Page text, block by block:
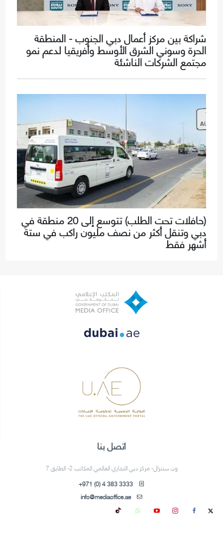
شراكة بين مركز أعمال دبي الجنوب - المنطقة
الحرة وسوني الشرق الأوسط وأفريقيا لدعم نمو
مجتمع الشركات الناشئة
(حافلات تحت الطلب) تتوسع إلى 20 منطقة في
دبي وتنقل أكثر من نصف مليون راكب في ستة
أشهر فقط
اتصل بنا
ون سنترال- مركز دبي التجاري العالمي المكاتب 2- الطابق 7
+971 (0) 4 383 3333
info@mediaoffice.ae